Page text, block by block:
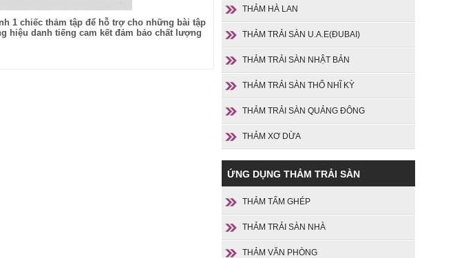
1 chiếc thảm tập để hỗ trợ cho những bài tập
hiệu danh tiếng cam kết đảm bảo chất lượng
THẢM HÀ LAN
THẢM TRẢI SÀN U.A.E(ĐUBAI)
THẢM TRẢI SÀN NHẬT BẢN
THẢM TRẢI SÀN THỔ NHĨ KỲ
THẢM TRẢI SÀN QUẢNG ĐÔNG
THẢM XƠ DỪA
ỨNG DỤNG THẢM TRẢI SÀN
THẢM TẤM GHÉP
THẢM TRẢI SÀN NHÀ
THẢM VĂN PHÒNG